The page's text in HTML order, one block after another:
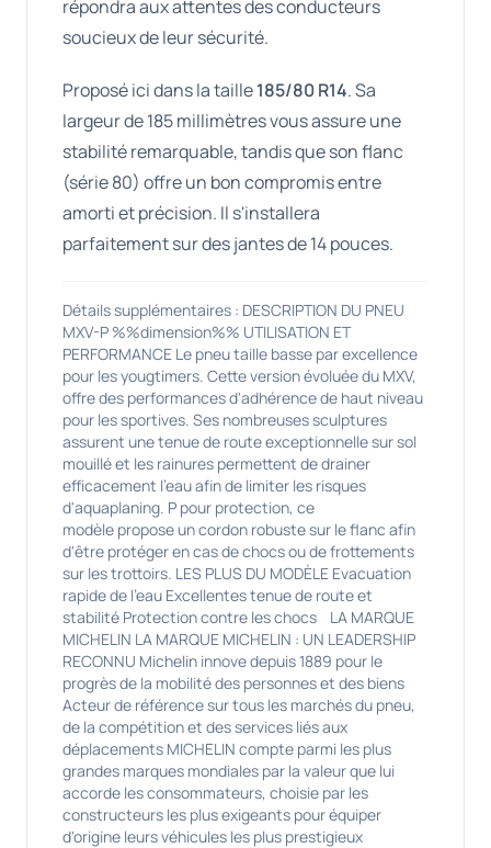
répondra aux attentes des conducteurs
soucieux de leur sécurité.
Proposé ici dans la taille185/80 R14. Sa
largeur de 185 millimètres vous assure une
stabilité remarquable, tandis que son flanc
(série 80) offre un bon compromis entre
amorti et précision. Il s'installera
parfaitement sur des jantes de 14 pouces.
Détails supplémentaires : DESCRIPTION DU PNEU
MXV-P %%dimension%% UTILISATION ET
PERFORMANCE Le pneu taille basse par excellence
pour les yougtimers. Cette version évoluée du MXV,
offre des performances d'adhérence de haut niveau
pour les sportives. Ses nombreuses sculptures
assurent une tenue de route exceptionnelle sur sol
mouillé et les rainures permettent de drainer
efficacement l'eau afin de limiter les risques
d'aquaplaning. P pour protection, ce
modèle propose un cordon robuste sur le flanc afin
d'être protéger en cas de chocs ou de frottements
sur les trottoirs. LES PLUS DU MODÈLE Evacuation
rapide de l'eau Excellentes tenue de route et
stabilité Protection contre les chocs LA MARQUE
MICHELIN LA MARQUE MICHELIN : UN LEADERSHIP
RECONNU Michelin innove depuis 1889 pour le
progrès de la mobilité des personnes et des biens
Acteur de référence sur tous les marchés du pneu,
de la compétition et des services liés aux
déplacements MICHELIN compte parmi les plus
grandes marques mondiales par la valeur que lui
accorde les consommateurs, choisie par les
constructeurs les plus exigeants pour équiper
d'origine leurs véhicules les plus prestigieux